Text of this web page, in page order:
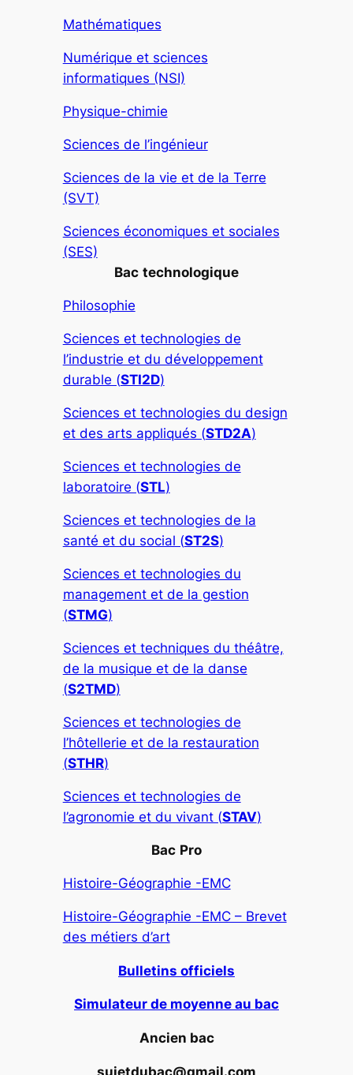
Mathématiques
Numérique et sciences
informatiques (NSI)
Physique-chimie
Sciences de l’ingénieur
Sciences de la vie et de la Terre
(SVT)
Sciences économiques et sociales
(SES)
Bac technologique
Philosophie
Sciences et technologies de
l’industrie et du développement
durable (STI2D)
Sciences et technologies du design
et des arts appliqués (STD2A)
Sciences et technologies de
laboratoire (STL)
Sciences et technologies de la
santé et du social (ST2S)
Sciences et technologies du
management et de la gestion
(STMG)
Sciences et techniques du théâtre,
de la musique et de la danse
(S2TMD)
Sciences et technologies de
l’hôtellerie et de la restauration
(STHR)
Sciences et technologies de
l’agronomie et du vivant (STAV)
Bac Pro
Histoire-Géographie -EMC
Histoire-Géographie -EMC – Brevet
des métiers d’art
Bulletins officiels
Simulateur de moyenne au bac
Ancien bac